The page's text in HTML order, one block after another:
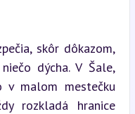
skôr dôkazom,
dýcha. V Šale,
v malom mestečku
rozkladá hranice